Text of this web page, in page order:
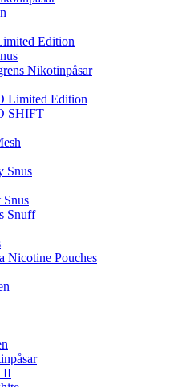
Edition
Nikotinpåsar
Limited Edition
SHIFT
Snus
Snus
Snuff
Nicotine Pouches
II